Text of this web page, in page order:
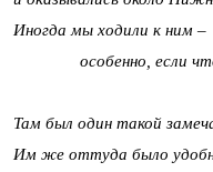
Иногда мы ходили к ним –
особенно, если
Там был один такой
Им же оттуда было